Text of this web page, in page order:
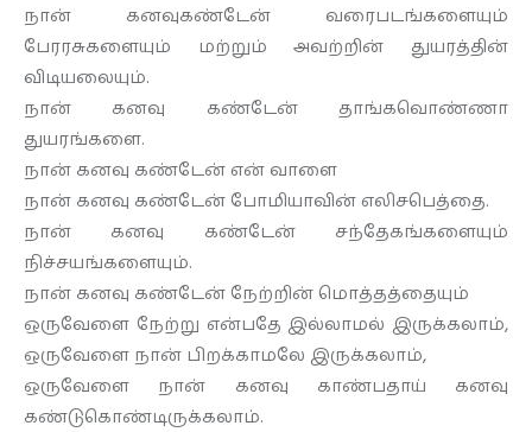
நான் கனவுகண்டேன் வரைபடங்களையும்
பேரரசுகளையும் மற்றும் அவற்றின் துயரத்தின்
விடியலையும்.
நான் கனவு கண்டேன் தாங்கவொண்ணா
துயரங்களை.
நான் கனவு கண்டேன் என் வாளை
நான் கனவு கண்டேன் போமியாவின் எலிசபெத்தை.
நான் கனவு கண்டேன் சந்தேகங்களையும்
நிச்சயங்களையும்.
நான் கனவு கண்டேன் நேற்றின் மொத்தத்தையும்
ஒருவேளை நேற்று என்பதே இல்லாமல் இருக்கலாம்,
ஒருவேளை நான் பிறக்காமலே இருக்கலாம்,
ஒருவேளை நான் கனவு காண்பதாய் கனவு
கண்டுகொண்டிருக்கலாம்.